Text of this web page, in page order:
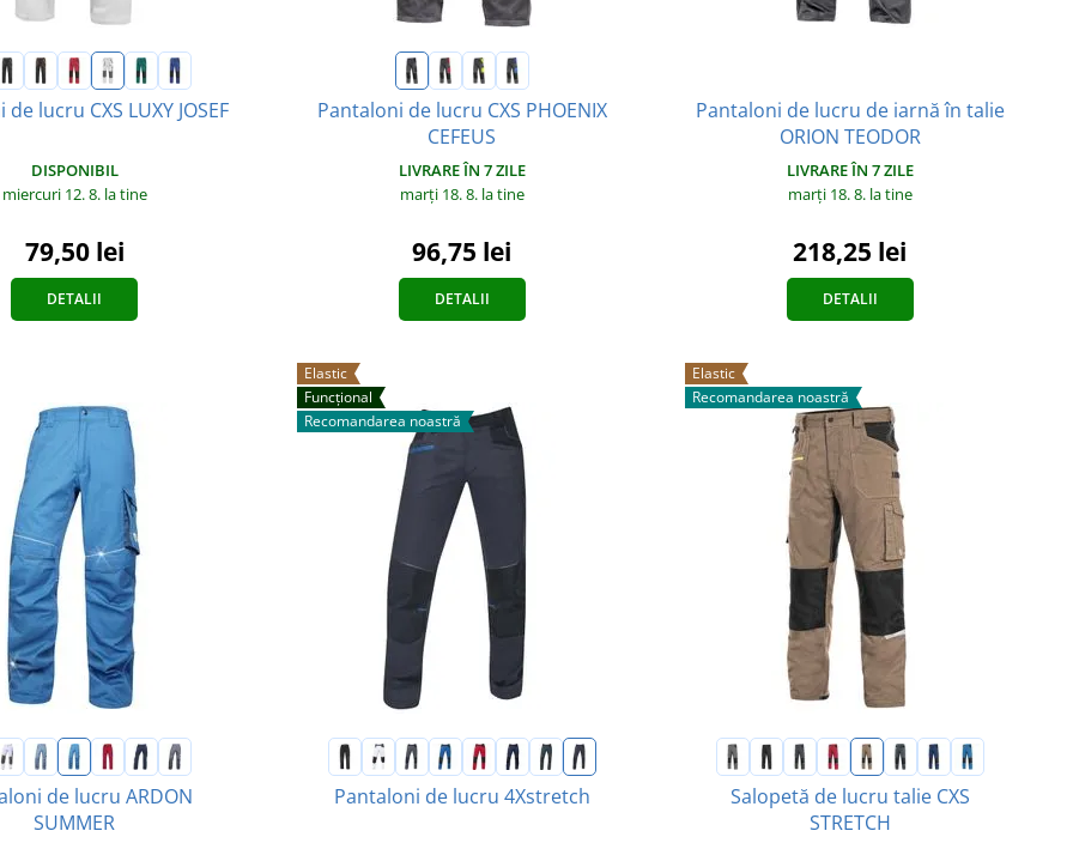
lucru CXS LUXY JOSEF
DISPONIBIL
miercuri 12. 8. la tine
79,50 lei
DETALII
Pantaloni de lucru CXS PHOENIX
CEFEUS
LIVRARE ÎN 7 ZILE
marți 18. 8. la tine
96,75 lei
DETALII
Pantaloni de lucru de iarnă în talie
ORION TEODOR
LIVRARE ÎN 7 ZILE
marți 18. 8. la tine
218,25 lei
DETALII
de lucru ARDON
SUMMER
Elastic
Funcțional
Recomandarea noastră
Pantaloni de lucru 4Xstretch
Elastic
Recomandarea noastră
Salopetă de lucru talie CXS
STRETCH